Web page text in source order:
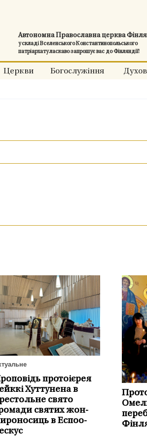
Автономна Православна церква
у складі Вселенського Константинопольського
патріархату ласкаво запрошує вас до Фінляндії!
Церкви Богослужіння
протоієрея
Хуттунена в
свято
святих жон-
в Еспоо-